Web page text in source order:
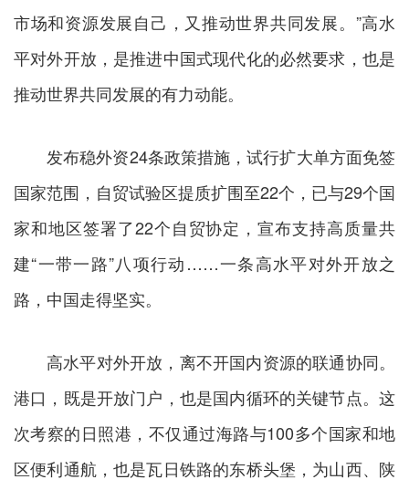
市场和资源发展自己，又推动世界共同发展。”高水
平对外开放，是推进中国式现代化的必然要求，也是
推动世界共同发展的有力动能。
发布稳外资24条政策措施，试行扩大单方面免签
国家范围，自贸试验区提质扩围至22个，已与29个国
家和地区签署了22个自贸协定，宣布支持高质量共
建“一带一路”八项行动……一条高水平对外开放之
路，中国走得坚实。
高水平对外开放，离不开国内资源的联通协同。
港口，既是开放门户，也是国内循环的关键节点。这
次考察的日照港，不仅通过海路与100多个国家和地
区便利通航，也是瓦日铁路的东桥头堡，为山西、陕